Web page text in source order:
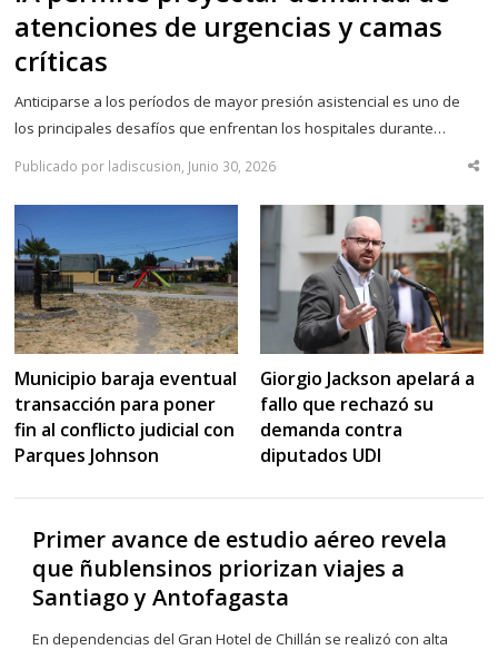
atenciones de urgencias y camas
críticas
Anticiparse a los períodos de mayor presión asistencial es uno de
los principales desafíos que enfrentan los hospitales durante…
Publicado por ladiscusion, Junio 30, 2026
Municipio baraja eventual
transacción para poner
fin al conflicto judicial con
Parques Johnson
Giorgio Jackson apelará a
fallo que rechazó su
demanda contra
diputados UDI
Primer avance de estudio aéreo revela
que ñublensinos priorizan viajes a
Santiago y Antofagasta
En dependencias del Gran Hotel de Chillán se realizó con alta